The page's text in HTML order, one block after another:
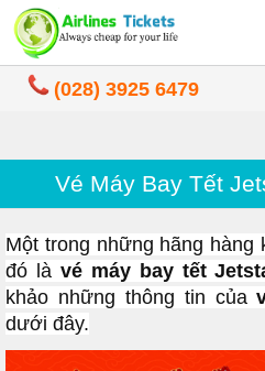
(028) 3925 6479
Vé Máy Bay Tết
Một trong những hãng hàng
đó là vé máy bay tết
khảo những thông tin của
dưới đây.